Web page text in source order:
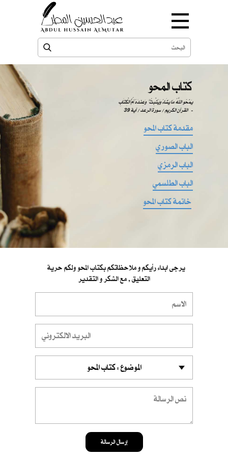
كتاب المحو
يَمْحُو اللَّهُ مَا يَشَاءُ وَيُثْبِتُ ۖ وَعِندَهُ أُمُّ الْكِتَابِ
القرآن الكريم / سورة الرعد / آية 39-
مقدمة كتاب المحو
الباب الصوري
الباب الرمزي
الباب الطلسمي
خاتمة كتاب المحو
التعليق , مع الشكر و التقدير
إرسال الرسالة